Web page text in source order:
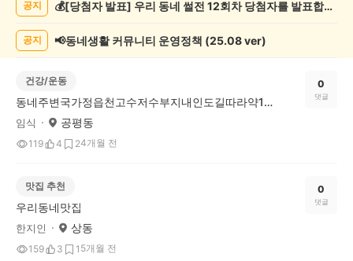
공지 💰[당첨자 발표] 우리 동네 썰전 12회차 당첨자를 발표합니다!
공지 📢동네생활 커뮤니티 운영정책 (25.08 ver)
건강/운동
동네주변국가정읍천고수저수부지내인도길따라약1식간40분이상보통보다좀빠른걸음으로왕복8키로를매일같이매주마다4회이상걷기문동실천으로건강유지해요
임식 공평동
119 4 24개월 전
0
댓글
맛집 추천
우리동네맛집
한지인 상동
159 3 1 5개월 전
0
댓글